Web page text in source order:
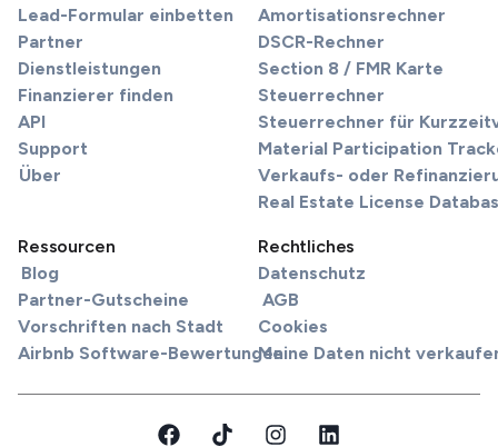
Lead-Formular einbetten
Partner
Dienstleistungen
Finanzierer finden
API
Support
Über
Amortisationsrechner
DSCR-Rechner
Section 8 / FMR Karte
Steuerrechner
Steuerrechner für
Material Participation
Verkaufs- oder
Real Estate License
Ressourcen
Blog
Partner-Gutscheine
Vorschriften nach Stadt
Airbnb Software-Bewertungen
Rechtliches
Datenschutz
AGB
Cookies
Meine Daten nicht